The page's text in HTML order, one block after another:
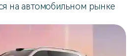
на автомобильном рынке